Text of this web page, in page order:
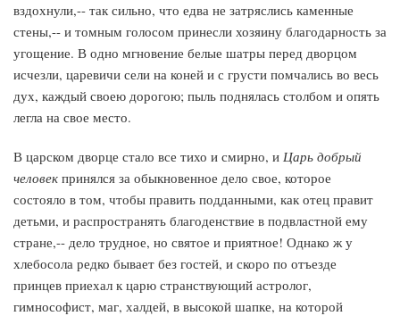
вздохнули,-- так сильно, что едва не затряслись каменные
стены,-- и томным голосом принесли хозяину благодарность за
угощение. В одно мгновение белые шатры перед дворцом
исчезли, царевичи сели на коней и с грусти помчались во весь
дух, каждый своею дорогою; пыль поднялась столбом и опять
легла на свое место.
В царском дворце стало все тихо и смирно, и Царь добрый
человек принялся за обыкновенное дело свое, которое
состояло в том, чтобы править подданными, как отец правит
детьми, и распространять благоденствие в подвластной ему
стране,-- дело трудное, но святое и приятное! Однако ж у
хлебосола редко бывает без гостей, и скоро по отъезде
принцев приехал к царю странствующий астролог,
гимнософист, маг, халдей, в высокой шапке, на которой